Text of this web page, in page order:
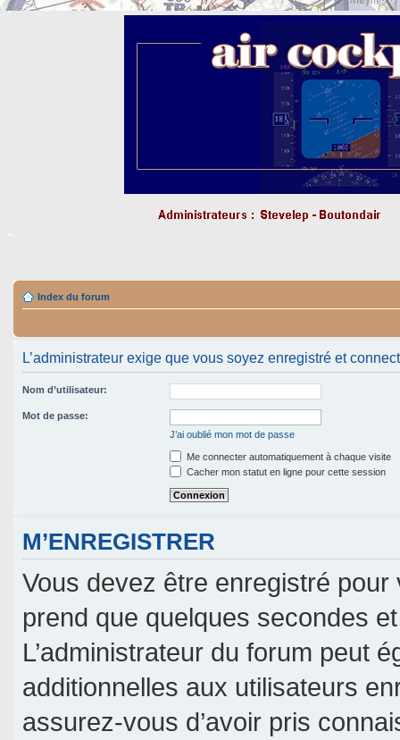
Index du forum
L’administrateur exige que vous soyez enregistré et
Nom d’utilisateur:
Mot de passe:
J’ai oublié mon mot de passe
Me connecter automatiquement à chaque visite
Cacher mon statut en ligne pour cette session
M’ENREGISTRER
Vous devez être enregistré pour
prend que quelques secondes
L’administrateur du forum peut
additionnelles aux utilisateurs
assurez-vous d’avoir pris